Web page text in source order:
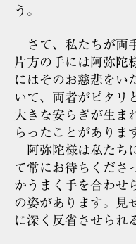
う。
さて、私たちが両
片方の手には阿弥陀
にはそのお慈悲をい
いて、両者がピタリ
大きな安らぎが生ま
らったことがありま
阿弥陀様は私たち
て常にお待ちくださ
かうまく手を合わせ
の姿があります。見
に深く反省させられ